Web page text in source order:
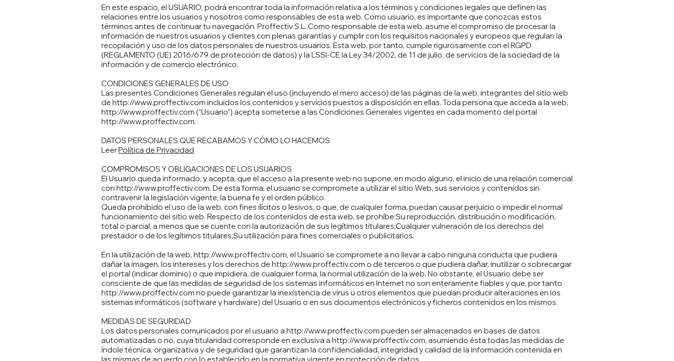
En este espacio, el USUARIO, podrá encontrar toda la información relativa a los términos y condiciones legales que definen las
relaciones entre los usuarios y nosotros como responsables de esta web. Como usuario, es importante que conozcas estos
términos antes de continuar tu navegación. Proffectiv S.L..Como responsable de esta web, asume el compromiso de procesar la
información de nuestros usuarios y clientes con plenas garantías y cumplir con los requisitos nacionales y europeos que regulan la
recopilación y uso de los datos personales de nuestros usuarios. Esta web, por tanto, cumple rigurosamente con el RGPD
(REGLAMENTO (UE) 2016/679 de protección de datos) y la LSSI-CE la Ley 34/2002, de 11 de julio, de servicios de la sociedad de la
información y de comercio electrónico.
CONDICIONES GENERALES DE USO
Las presentes Condiciones Generales regulan el uso (incluyendo el mero acceso) de las páginas de la web, integrantes del sitio web
de http://www.proffectiv.com incluidos los contenidos y servicios puestos a disposición en ellas. Toda persona que acceda a la web,
http://www.proffectiv.com (“Usuario”) acepta someterse a las Condiciones Generales vigentes en cada momento del portal
http://www.proffectiv.com.
DATOS PERSONALES QUE RECABAMOS Y CÓMO LO HACEMOS
LeerPolítica de Privacidad
COMPROMISOS Y OBLIGACIONES DE LOS USUARIOS
El Usuario queda informado, y acepta, que el acceso a la presente web no supone, en modo alguno, el inicio de una relación comercial
con http://www.proffectiv.com. De esta forma, el usuario se compromete a utilizar el sitio Web, sus servicios y contenidos sin
contravenir la legislación vigente, la buena fe y el orden público.
Queda prohibido el uso de la web, con fines ilícitos o lesivos, o que, de cualquier forma, puedan causar perjuicio o impedir el normal
funcionamiento del sitio web. Respecto de los contenidos de esta web, se prohíbe:Su reproducción, distribución o modificación,
total o parcial, a menos que se cuente con la autorización de sus legítimos titulares;Cualquier vulneración de los derechos del
prestador o de los legítimos titulares;Su utilización para fines comerciales o publicitarios.
En la utilización de la web, http://www.proffectiv.com, el Usuario se compromete a no llevar a cabo ninguna conducta que pudiera
dañar la imagen, los intereses y los derechos de http://www.proffectiv.com o de terceros o que pudiera dañar, inutilizar o sobrecargar
el portal (indicar dominio) o que impidiera, de cualquier forma, la normal utilización de la web. No obstante, el Usuario debe ser
consciente de que las medidas de seguridad de los sistemas informáticos en Internet no son enteramente fiables y que, por tanto
http://www.proffectiv.com no puede garantizar la inexistencia de virus u otros elementos que puedan producir alteraciones en los
sistemas informáticos (software y hardware) del Usuario o en sus documentos electrónicos y ficheros contenidos en los mismos.
MEDIDAS DE SEGURIDAD
Los datos personales comunicados por el usuario a http://www.proffectiv.com pueden ser almacenados en bases de datos
automatizadas o no, cuya titularidad corresponde en exclusiva a http://www.proffectiv.com, asumiendo ésta todas las medidas de
índole técnica, organizativa y de seguridad que garantizan la confidencialidad, integridad y calidad de la información contenida en